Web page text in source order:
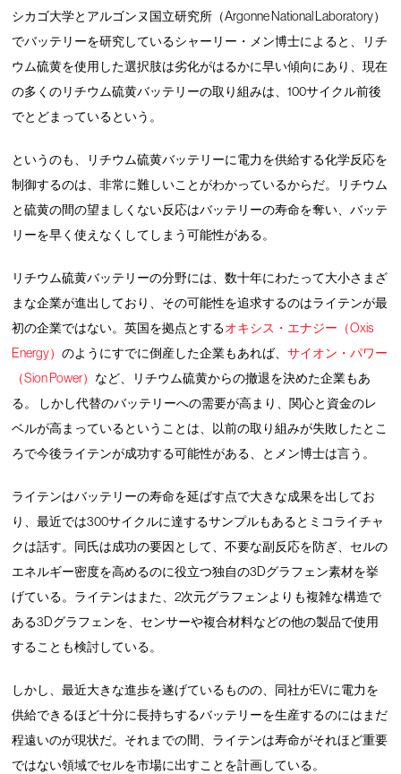
シカゴ大学とアルゴンヌ国立研究所（Argonne National Laboratory）
でバッテリーを研究しているシャーリー・メン博士によると、リチ
ウム硫黄を使用した選択肢は劣化がはるかに早い傾向にあり、現在
の多くのリチウム硫黄バッテリーの取り組みは、100サイクル前後
でとどまっているという。
というのも、リチウム硫黄バッテリーに電力を供給する化学反応を
制御するのは、非常に難しいことがわかっているからだ。リチウム
と硫黄の間の望ましくない反応はバッテリーの寿命を奪い、バッテ
リーを早く使えなくしてしまう可能性がある。
リチウム硫黄バッテリーの分野には、数十年にわたって大小さまざ
まな企業が進出しており、その可能性を追求するのはライテンが最
初の企業ではない。英国を拠点とするオキシス・エナジー（Oxis
Energy）のようにすでに倒産した企業もあれば、サイオン・パワー
（Sion Power） など、リチウム硫黄からの撤退を決めた企業もあ
る。 しかし代替のバッテリーへの需要が高まり、関心と資金のレ
ベルが高まっているということは、以前の取り組みが失敗したとこ
ろで今後ライテンが成功する可能性がある、とメン博士は言う。
ライテンはバッテリーの寿命を延ばす点で大きな成果を出してお
り、最近では300サイクルに達するサンプルもあるとミコライチャ
クは話す。同氏は成功の要因として、不要な副反応を防ぎ、セルの
エネルギー密度を高めるのに役立つ独自の3Dグラフェン素材を挙
げている。ライテンはまた、2次元グラフェンよりも複雑な構造で
ある3Dグラフェンを、センサーや複合材料などの他の製品で使用
することも検討している。
しかし、最近大きな進歩を遂げているものの、同社がEVに電力を
供給できるほど十分に長持ちするバッテリーを生産するのにはまだ
程遠いのが現状だ。それまでの間、ライテンは寿命がそれほど重要
ではない領域でセルを市場に出すことを計画している。